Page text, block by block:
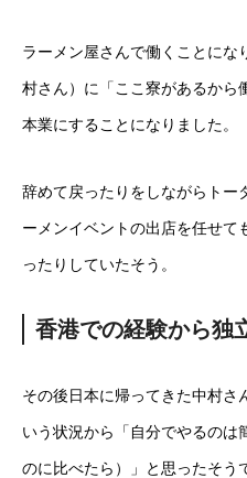
ラーメン屋さんで働くことにな
村さん）に「ここ寮があるから
本業にすることになりました。
辞めて戻ったりをしながらトー
ーメンイベントの出店を任せて
ったりしていたそう。
香港での経験から独
その後日本に帰ってきた中村さ
いう状況から「自分でやるのは
のに比べたら）」と思ったそう